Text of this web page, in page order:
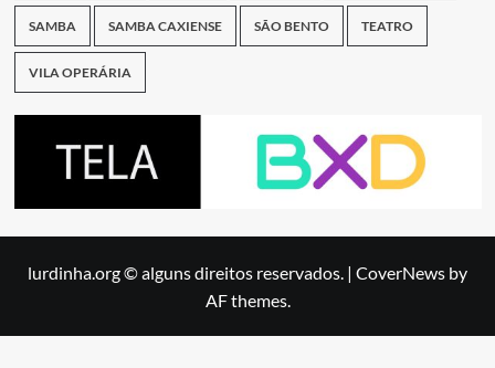
SAMBA SAMBA CAXIENSE SÃO BENTO TEATRO
VILA OPERÁRIA
lurdinha.org © alguns direitos reservados. | CoverNews by
AF themes.